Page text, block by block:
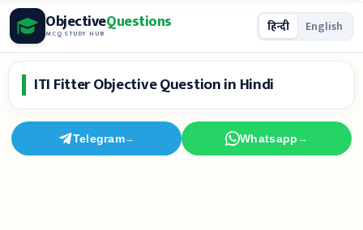
Skip
to
content
ObjectiveQuestions
MCQ STUDY HUB हिन्दी English
ITI Fitter Objective Question in Hindi
Telegram→ Whatsapp →